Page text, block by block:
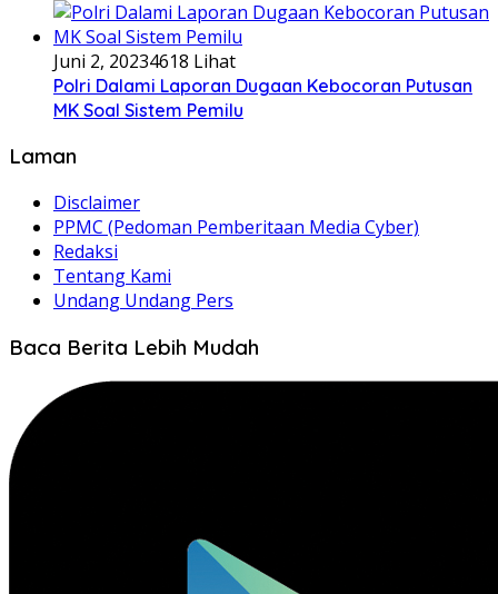
Juni 2, 20234618 Lihat
Polri Dalami Laporan Dugaan Kebocoran Putusan
MK Soal Sistem Pemilu
Laman
Disclaimer
PPMC (Pedoman Pemberitaan Media Cyber)
Redaksi
Tentang Kami
Undang Undang Pers
Baca Berita Lebih Mudah